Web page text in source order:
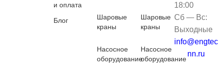
и оплата
Блог
Шаровые
краны
Насосное
оборудование
Шаровые
краны
Насосное
оборудование
18:00
Сб — Вс:
Выходные
nn.ru